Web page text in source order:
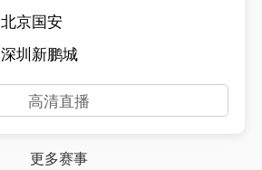
北京国安
深圳新鹏城
高清直播
更多赛事